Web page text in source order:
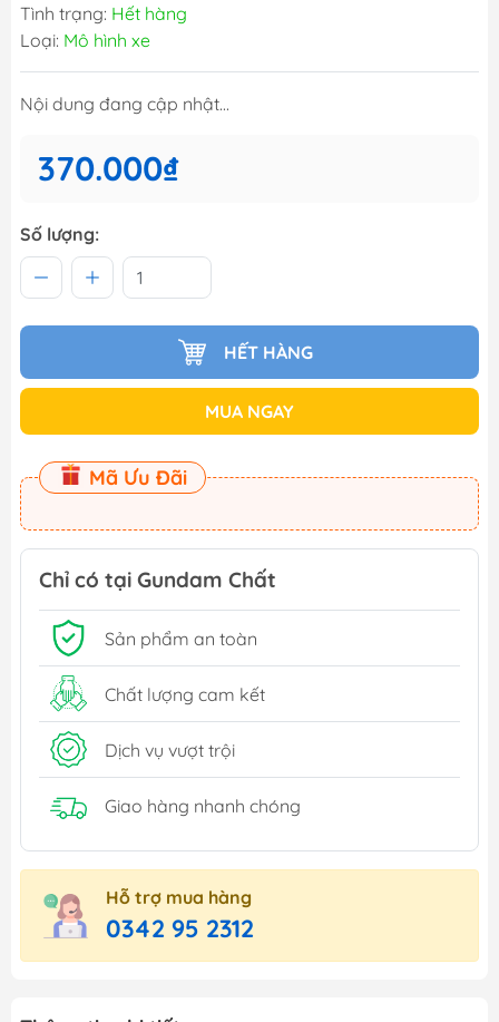
Tình trạng: Hết hàng
Loại: Mô hình xe
Nội dung đang cập nhật...
370.000₫
Số lượng:
HẾT HÀNG
MUA NGAY
Mã Ưu Đãi
Chỉ có tại Gundam Chất
Sản phẩm an toàn
Chất lượng cam kết
Dịch vụ vượt trội
Giao hàng nhanh chóng
Hỗ trợ mua hàng
0342 95 2312